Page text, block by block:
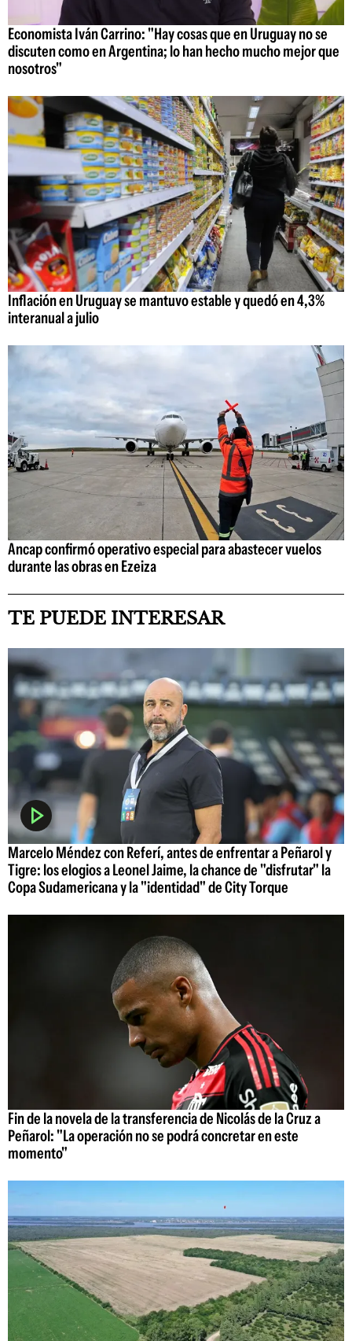
Economista Iván Carrino: "Hay cosas que en Uruguay no se
discuten como en Argentina; lo han hecho mucho mejor que
nosotros"
Inflación en Uruguay se mantuvo estable y quedó en 4,3%
interanual a julio
Ancap confirmó operativo especial para abastecer vuelos
durante las obras en Ezeiza
TE PUEDE INTERESAR
Marcelo Méndez con Referí, antes de enfrentar a Peñarol y
Tigre: los elogios a Leonel Jaime, la chance de "disfrutar" la
Copa Sudamericana y la "identidad" de City Torque
Fin de la novela de la transferencia de Nicolás de la Cruz a
Peñarol: "La operación no se podrá concretar en este
momento"